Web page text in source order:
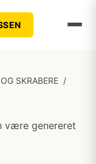
SKRABERE /
være genereret